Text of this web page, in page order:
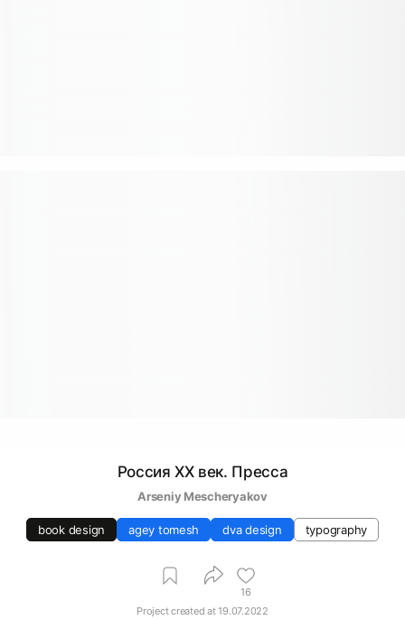
Россия ХХ век. Пресса
Arseniy Mescheryakov
book design agey tomesh dva design typography
16
Project created at19.07.2022